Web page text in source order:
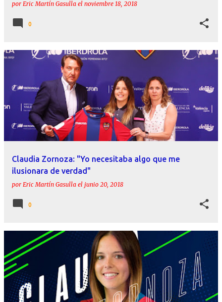
por Eric Martín Gasulla el noviembre 18, 2018
0
Claudia Zornoza: "Yo necesitaba algo que me
ilusionara de verdad"
por Eric Martín Gasulla el junio 20, 2018
0